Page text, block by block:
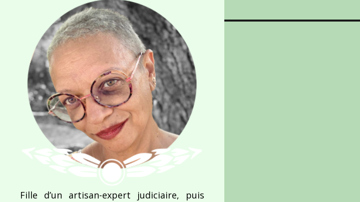
Fille d’un artisan-expert judiciaire, puis